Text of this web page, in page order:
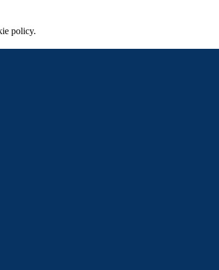
policy.